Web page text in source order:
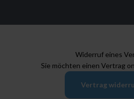
Widerruf eines
Sie möchten einen Vertrag
Vertrag